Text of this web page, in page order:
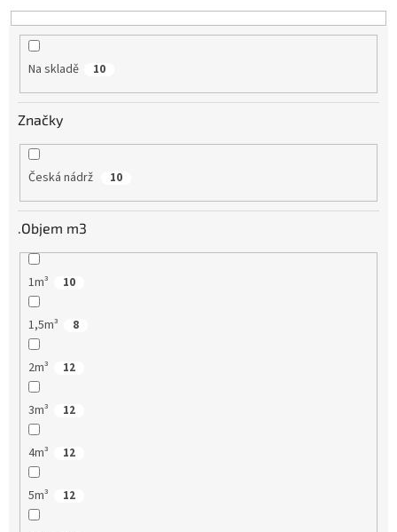
t
ů
Na skladě 10
Značky
Česká nádrž 10
.Objem m3
1m³ 10
1,5m³ 8
2m³ 12
3m³ 12
4m³ 12
5m³ 12